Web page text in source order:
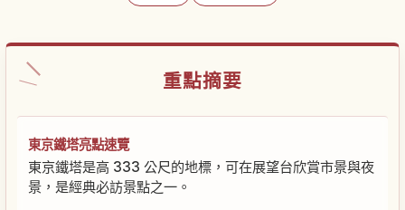
重點摘要
東京鐵塔亮點速覽
東京鐵塔是高 333 公尺的地標，可在展望台欣賞市景與夜
景，是經典必訪景點之一。